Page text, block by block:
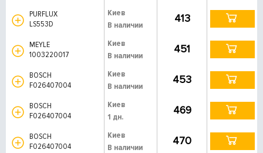
PURFLUX
LS553D
Киев
В наличии
413
MEYLE
1003220017
Киев
В наличии
451
BOSCH
F026407004
Киев
В наличии
453
BOSCH
F026407004
Киев
1 дн.
469
BOSCH
F026407004
Киев
В наличии
470